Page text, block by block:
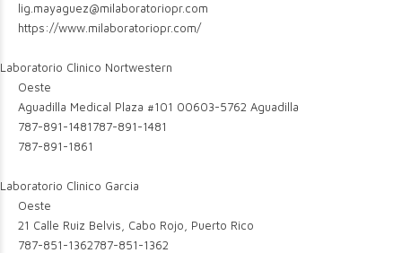
lig.mayaguez@milaboratoriopr.com
https://www.milaboratoriopr.com/
Laboratorio Clinico Nortwestern
Oeste
Aguadilla Medical Plaza #101 00603-5762 Aguadilla
787-891-1481787-891-1481
787-891-1861
Laboratorio Clinico Garcia
Oeste
21 Calle Ruiz Belvis, Cabo Rojo, Puerto Rico
787-851-1362787-851-1362